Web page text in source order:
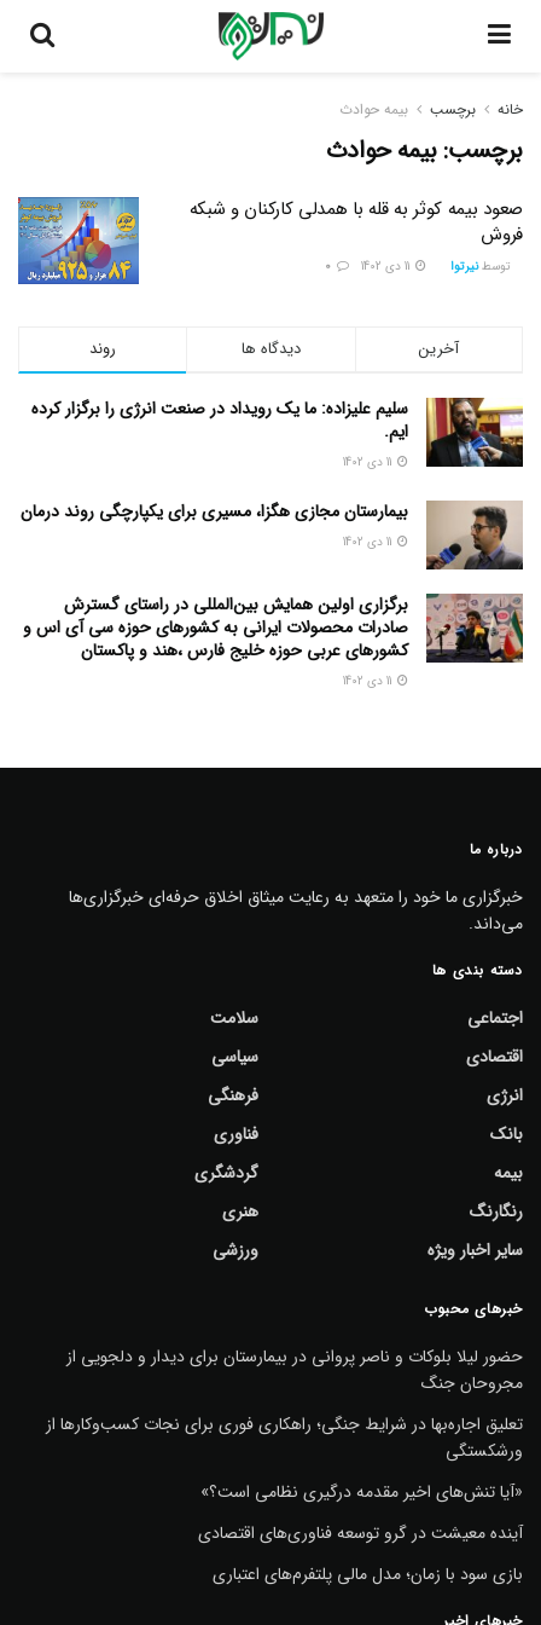
خانه برچسب بیمه حوادث
برچسب:بیمه حوادث
صعود بیمه کوثر به قله با همدلی کارکنان و شبکه
فروش
توسط نیرتوا
روند دیدگاه ها آخرین
سلیم علیزاده: ما یک رویداد در صنعت انرژی را برگزار کرده
ایم.
بیمارستان مجازی هگزا، مسیری برای یکپارچگی روند درمان
برگزاری اولین همایش بین‌المللی در راستای گسترش
صادرات محصولات ایرانی به کشورهای حوزه سی آی اس و
کشورهای عربی حوزه خلیج فارس ،هند و پاکستان
درباره ما
خبرگزاری ما خود را متعهد به رعایت میثاق اخلاق حرفه‌ای خبرگزاری‌ها
می‌داند.
دسته بندی ها
اجتماعی
اقتصادی
انرژی
بانک
بیمه
رنگارنگ
سایر اخبار ویژه
سلامت
سیاسی
فرهنگی
فناوری
گردشگری
هنری
ورزشی
خبرهای محبوب
حضور لیلا بلوکات و ناصر پروانی در بیمارستان برای دیدار و دلجویی از
مجروحان جنگ
تعلیق اجاره‌بها در شرایط جنگی؛ راهکاری فوری برای نجات کسب‌وکارها از
ورشکستگی
«آیا تنش‌های اخیر مقدمه درگیری نظامی است؟»
آینده معیشت در گرو توسعه فناوری‌های اقتصادی
بازی سود با زمان؛ مدل مالی پلتفرم‌های اعتباری
خبرهای اخیر